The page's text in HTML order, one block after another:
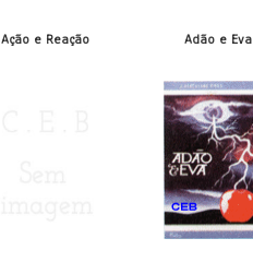
Ação e Reação Adão e Eva